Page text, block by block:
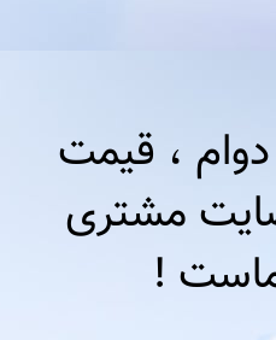
دوام ، قیمت
مشتری
!